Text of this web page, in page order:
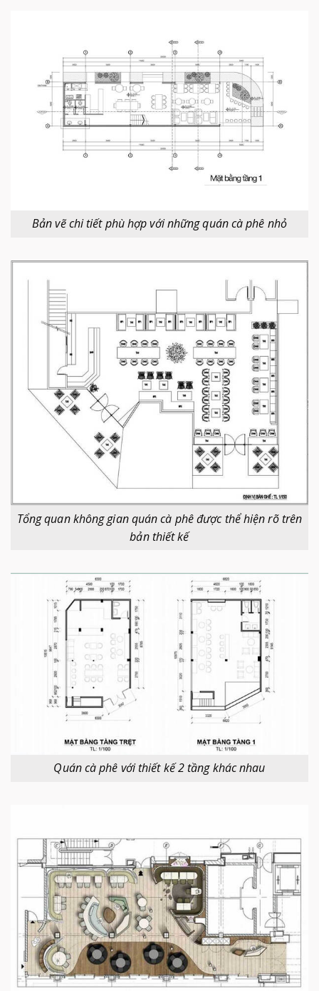
Bản vẽ chi tiết phù hợp với những quán cà phê nhỏ
Tổng quan không gian quán cà phê được thể hiện rõ trên
bản thiết kế
Quán cà phê với thiết kế 2 tầng khác nhau